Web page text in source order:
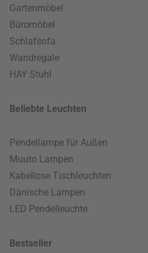
Gartenmöbel
Büromöbel
Schlafsofa
Wandregale
HAY Stuhl
Beliebte Leuchten
Pendellampe für Außen
Muuto Lampen
Kabellose Tischleuchten
Dänische Lampen
LED Pendelleuchte
Bestseller